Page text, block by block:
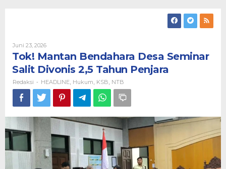
Juni 23, 2026Oleh
Redaksi
Tok! Mantan Bendahara Desa Seminar
Salit Divonis 2,5 Tahun Penjara
Redaksi - HEADLINE Hukum KSB NTB